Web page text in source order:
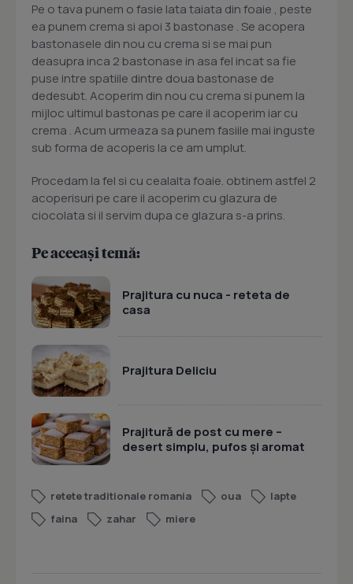
Pe o tava punem o fasie lata taiata din foaie , peste
ea punem crema si apoi 3 bastonase . Se acopera
bastonasele din nou cu crema si se mai pun
deasupra inca 2 bastonase in asa fel incat sa fie
puse intre spatiile dintre doua bastonase de
dedesubt. Acoperim din nou cu crema si punem la
mijloc ultimul bastonas pe care il acoperim iar cu
crema . Acum urmeaza sa punem fasiile mai inguste
sub forma de acoperis la ce am umplut.
Procedam la fel si cu cealalta foaie. obtinem astfel 2
acoperisuri pe care il acoperim cu glazura de
ciocolata si il servim dupa ce glazura s-a prins.
Pe aceeași temă:
Prajitura cu nuca - reteta de
casa
Prajitura Deliciu
Prajitură de post cu mere –
desert simplu, pufos și aromat
retete traditionale romania oua
lapte
faina
zahar miere